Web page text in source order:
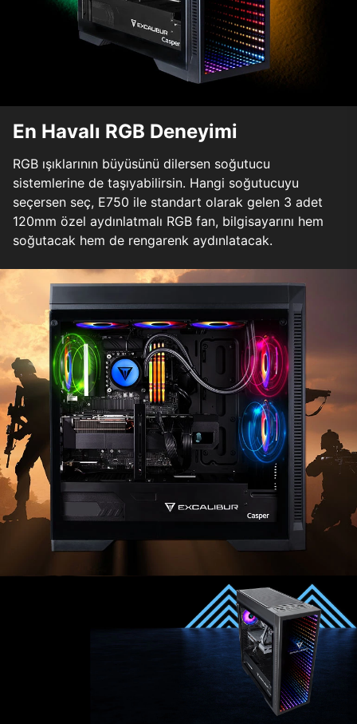
En Havalı RGB Deneyimi
RGB ışıklarının büyüsünü dilersen soğutucu
sistemlerine de taşıyabilirsin. Hangi soğutucuyu
seçersen seç, E750 ile standart olarak gelen 3 adet
120mm özel aydınlatmalı RGB fan, bilgisayarını hem
soğutacak hem de rengarenk aydınlatacak.